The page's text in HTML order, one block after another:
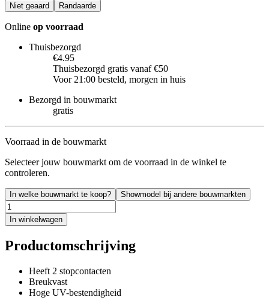
Niet geaard Randaarde
Online op voorraad
Thuisbezorgd
€4.95
Thuisbezorgd gratis vanaf €50
Voor 21:00 besteld, morgen in huis
Bezorgd in bouwmarkt
gratis
Voorraad in de bouwmarkt
Selecteer jouw bouwmarkt om de voorraad in de winkel te
controleren.
In welke bouwmarkt te koop? Showmodel bij andere bouwmarkten
In winkelwagen
Productomschrijving
Heeft 2 stopcontacten
Breukvast
Hoge UV-bestendigheid